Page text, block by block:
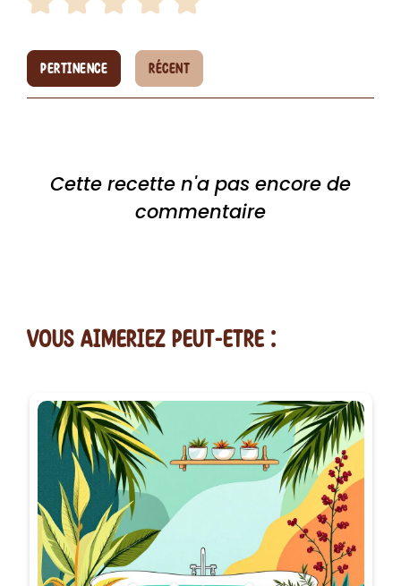
PERTINENCE RÉCENT
Cette recette n'a pas encore de
commentaire
vous AIMERiEZ PEUT-ETRE :